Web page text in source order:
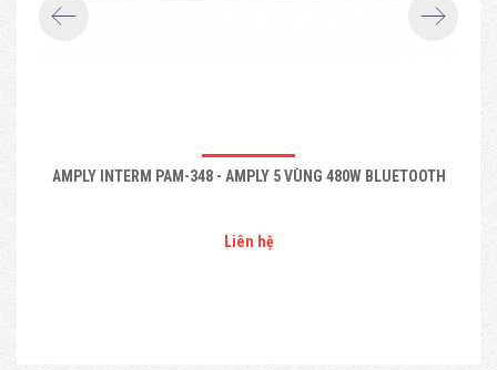
AMPLY INTERM PAM-348 - AMPLY 5 VÙNG 480W BLUETOOTH
Liên hệ